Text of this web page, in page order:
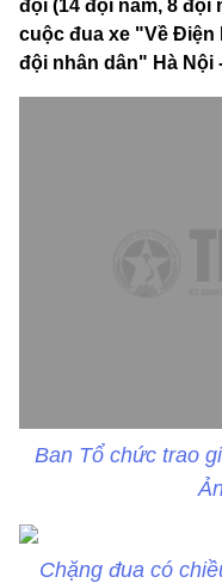
đội (14 đội nam, 8
cuộc đua xe "Về Điện
đội nhân dân" Hà Nội
Ban Tổ chức trao
Chặng đua có